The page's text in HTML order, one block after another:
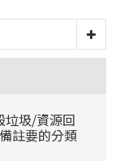
垃圾/資源回
註要的分類